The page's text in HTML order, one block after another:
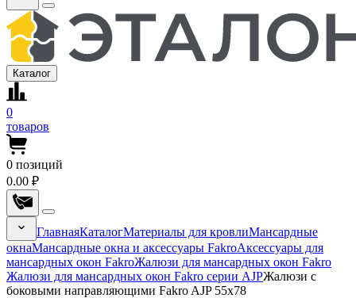
Каталог
0
товаров
0 позиций
0.00 ₽
ГлавнаяКаталогМатериалы для кровлиМансардные
окнаМансардные окна и аксессуары FakroАксессуары для
мансардных окон FakroЖалюзи для мансардных окон Fakro
Жалюзи для мансардных окон Fakro серии AJPЖалюзи с
боковыми направляющими Fakro AJP 55х78